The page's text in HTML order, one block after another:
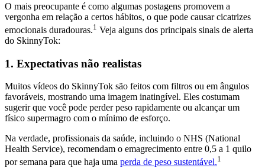
O mais preocupante é como algumas postagens promovem a
vergonha em relação a certos hábitos, o que pode causar cicatrizes
emocionais duradouras.1 Veja alguns dos principais sinais de alerta
do SkinnyTok:
1. Expectativas não realistas
Muitos vídeos do SkinnyTok são feitos com filtros ou em ângulos
favoráveis, mostrando uma imagem inatingível. Eles costumam
sugerir que você pode perder peso rapidamente ou alcançar um
físico supermagro com o mínimo de esforço.
Na verdade, profissionais da saúde, incluindo o NHS (National
Health Service), recomendam o emagrecimento entre 0,5 a 1 quilo
por semana para que haja uma perda de peso sustentável.1